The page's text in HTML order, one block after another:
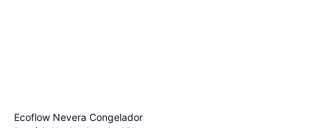
Ecoflow Nevera Congelador